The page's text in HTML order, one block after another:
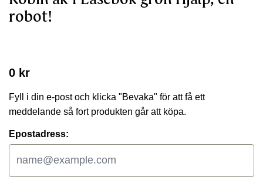
robot!
0 kr
Fyll i din e-post och klicka "Bevaka" för att få ett
meddelande så fort produkten går att köpa.
Epostadress: